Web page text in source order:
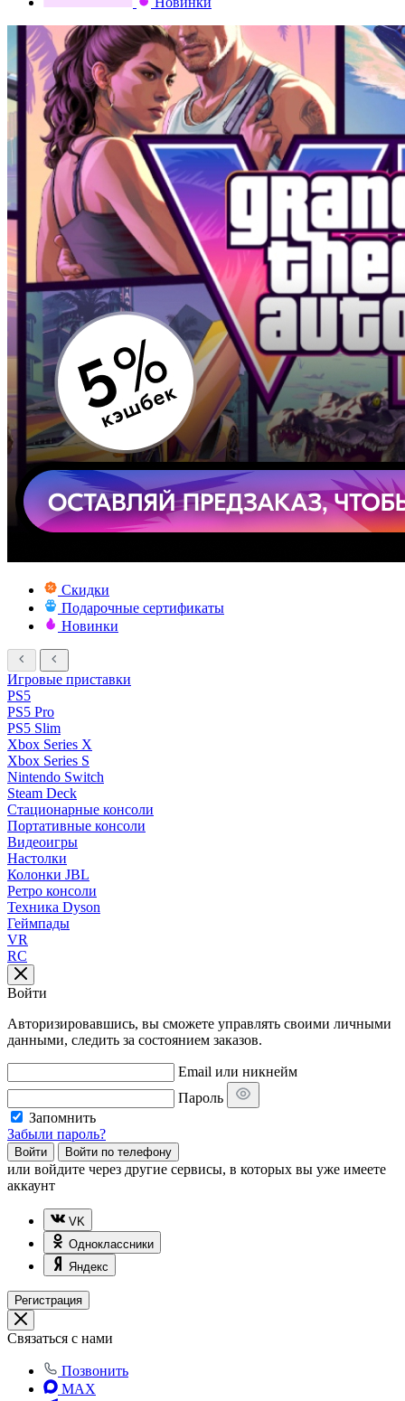
Скидки
Подарочные сертификаты
Новинки
Игровые приставки
PS5
PS5 Pro
PS5 Slim
Xbox Series X
Xbox Series S
Nintendo Switch
Steam Deck
Стационарные консоли
Портативные консоли
Видеоигры
Настолки
Колонки JBL
Ретро консоли
Техника Dyson
Геймпады
VR
RC
Войти
Авторизировавшись, вы сможете управлять своими личными
данными, следить за состоянием заказов.
Email или никнейм
Пароль
Запомнить
Забыли пароль?
Войти Войти по телефону
или войдите через другие сервисы, в которых вы уже имеете
аккаунт
VK
Одноклассники
Яндекс
Регистрация
Связаться с нами
Позвонить
MAX